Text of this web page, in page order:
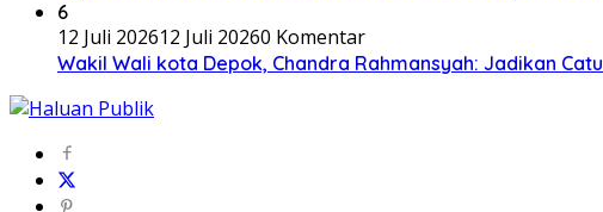
6
12 Juli 202612 Juli 20260 Komentar
Wakil Wali kota Depok, Chandra Rahmansyah: Jadikan